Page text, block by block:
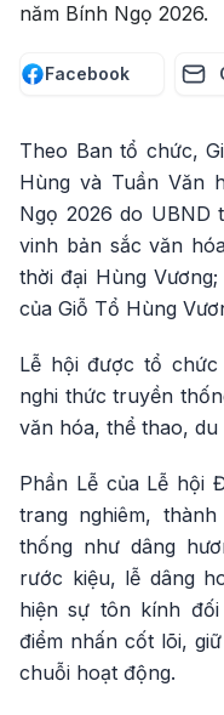
năm Bính Ngọ 2026.
Facebook
Theo Ban tổ chức,
Hùng và Tuần Văn
Ngọ 2026 do
vinh bản sắc văn
thời đại Hùng
của Giỗ Tổ Hùng
Lễ hội được tổ
nghi thức truyền
văn hóa, thể thao,
Phần Lễ của Lễ hội
trang nghiêm,
thống như dâng
rước kiệu, lễ dâng
hiện sự tôn kính
điểm nhấn cốt lõi,
chuỗi hoạt động.